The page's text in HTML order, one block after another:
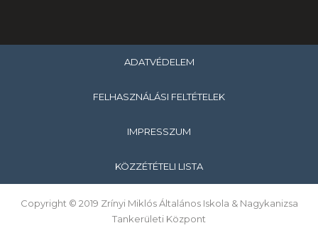
ADATVÉDELEM
FELHASZNÁLÁSI FELTÉTELEK
IMPRESSZUM
KÖZZÉTÉTELI LISTA
Copyright © 2019 Zrínyi Miklós Általános Iskola & Nagykanizsa
Tankerületi Központ